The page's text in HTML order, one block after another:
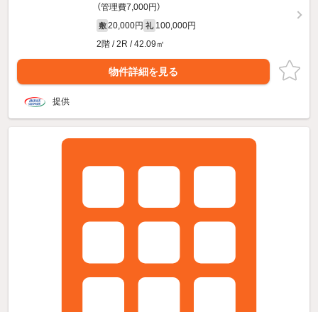
（管理費7,000円）
敷 20,000円 礼 100,000円
2階 / 2R / 42.09㎡
物件詳細を見る
提供